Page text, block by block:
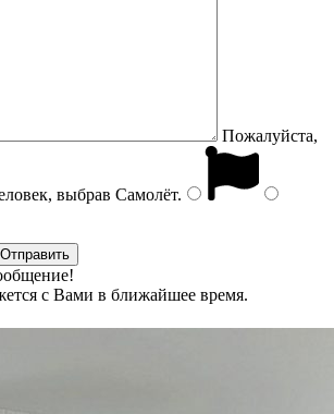
Пожалуйста,
выбрав Самолёт.
с Вами в ближайшее время.